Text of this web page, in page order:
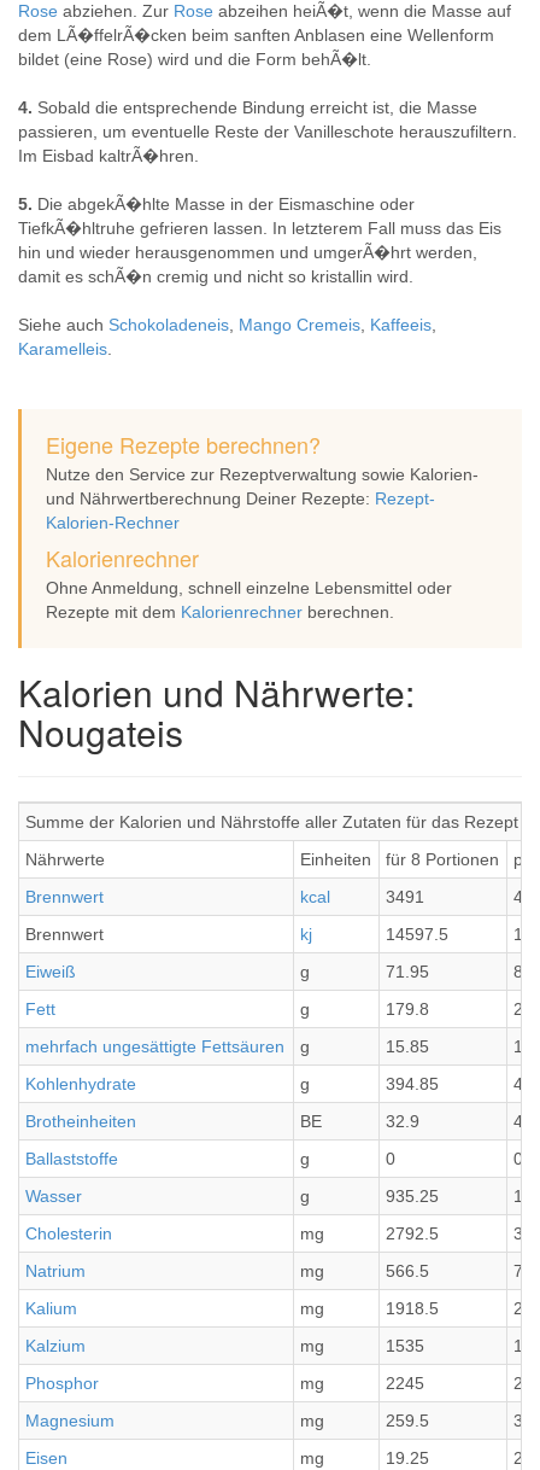
Rose abziehen. Zur Rose abzeihen heiÃ�t, wenn die Masse auf
dem LÃ�ffelrÃ�cken beim sanften Anblasen eine Wellenform
bildet (eine Rose) wird und die Form behÃ�lt.
4. Sobald die entsprechende Bindung erreicht ist, die Masse
passieren, um eventuelle Reste der Vanilleschote herauszufiltern.
Im Eisbad kaltrÃ�hren.
5. Die abgekÃ�hlte Masse in der Eismaschine oder
TiefkÃ�hltruhe gefrieren lassen. In letzterem Fall muss das Eis
hin und wieder herausgenommen und umgerÃ�hrt werden,
damit es schÃ�n cremig und nicht so kristallin wird.
Siehe auch Schokoladeneis Mango Cremeis Kaffeeis
Karamelleis
Eigene Rezepte berechnen?
Nutze den Service zur Rezeptverwaltung sowie Kalorien-
und Nährwertberechnung Deiner Rezepte: Rezept-
Kalorien-Rechner
Kalorienrechner
Ohne Anmeldung, schnell einzelne Lebensmittel oder
Rezepte mit dem Kalorienrechner berechnen.
Kalorien und Nährwerte:
Nougateis
Summe der Kalorien und Nährstoffe aller Zutaten für das Rezept
Nährwerte
Einheiten für 8 Portionen
Brennwert
kcal 3491
Brennwert
kj 14597.5
Eiweiß
g 71.95
Fett
g 179.8
mehrfach ungesättigte Fettsäuren
g 15.85
Kohlenhydrate
g 394.85
Brotheinheiten
BE 32.9
Ballaststoffe
g 0
0
Wasser
g 935.25
Cholesterin
mg 2792.5
Natrium
mg 566.5
Kalium
mg 1918.5
Kalzium
mg 1535
Phosphor
mg 2245
Magnesium
mg 259.5
Eisen
mg 19.25